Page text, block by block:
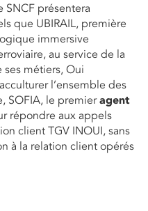
SNCF présentera
que UBIRAIL, première
immersive
au service de la
métiers, Oui
l’ensemble des
SOFIA, le premieragent
répondre aux appels
client TGV INOUI, sans
à la relation client opérés